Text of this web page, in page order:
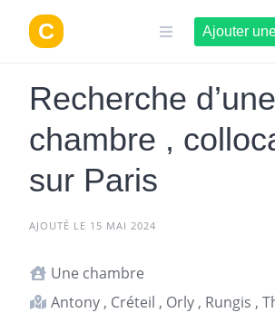
contenu
Ajouter
Recherche d’une
chambre ,
sur Paris
AJOUTÉ LE 15 MAI 2024
Une chambre
Antony , Créteil , Orly , Rungis ,